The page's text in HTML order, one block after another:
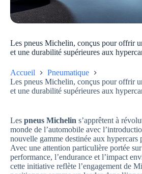
Les pneus Michelin, conçus pour offrir
et une durabilité supérieures aux
Accueil
Pneumatique
Les pneus Michelin, conçus pour offrir
et une durabilité supérieures aux
Les pneus Michelin s’apprêtent à
monde de l’automobile avec
nouvelle gamme destinée aux hypercars
Avec une attention particulière portée
performance, l’endurance et l’impact
cette initiative reflète l’engagement de